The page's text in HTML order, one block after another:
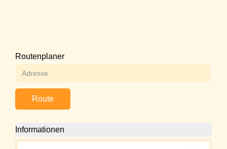
Routenplaner
Route
Informationen